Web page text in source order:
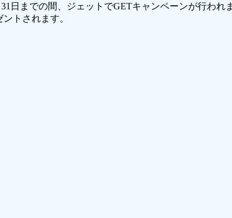
日までの間、ジェットでGETキャンペーンが行わ
トされます。